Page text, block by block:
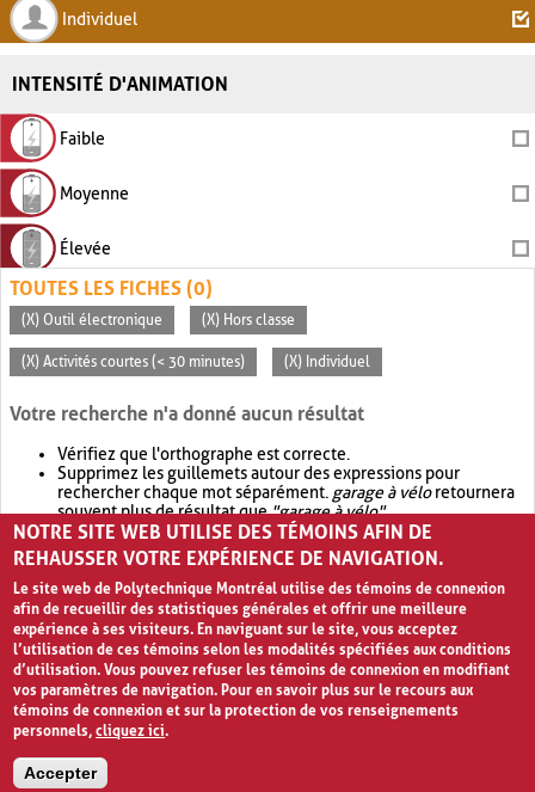
Individuel
INTENSITÉ D'ANIMATION
Faible
Moyenne
Élevée
TOUTES LES FICHES (0)
(X) Outil électronique (X) Hors classe
(X) Activités courtes (< 30 minutes) (X) Individuel
Votre recherche n'a donné aucun résultat
Vérifiez que l'orthographe est correcte.
Supprimez les guillemets autour des expressions pour
rechercher chaque mot séparément. garage à véloretournera
souvent plus de résultat que"garage à vélo".
Envisagez d'élargir votre recherche avec OR.garage OR vélo
retournera souvent plus de résultat quegarage à vélo
NOTRE SITE WEB UTILISE DES TÉMOINS AFIN DE
REHAUSSER VOTRE EXPÉRIENCE DE NAVIGATION.
Le site web de Polytechnique Montréal utilise des témoins de connexion
afin de recueillir des statistiques générales et offrir une meilleure
expérience à ses visiteurs. En naviguant sur le site, vous acceptez
l’utilisation de ces témoins selon les modalités spécifiées aux conditions
d’utilisation. Vous pouvez refuser les témoins de connexion en modifiant
vos paramètres de navigation. Pour en savoir plus sur le recours aux
témoins de connexion et sur la protection de vos renseignements
personnels,cliquez ici.
Accepter